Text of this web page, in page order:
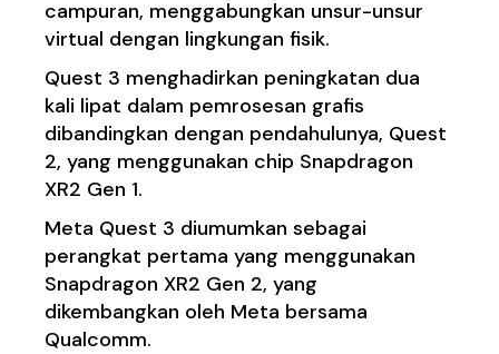
campuran, menggabungkan unsur-unsur
virtual dengan lingkungan fisik.
Quest 3 menghadirkan peningkatan dua
kali lipat dalam pemrosesan grafis
dibandingkan dengan pendahulunya, Quest
2, yang menggunakan chip Snapdragon
XR2 Gen 1.
Meta Quest 3 diumumkan sebagai
perangkat pertama yang menggunakan
Snapdragon XR2 Gen 2, yang
dikembangkan oleh Meta bersama
Qualcomm.